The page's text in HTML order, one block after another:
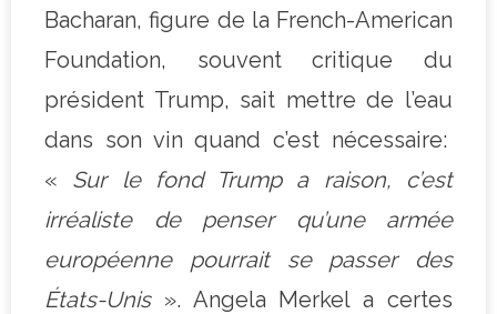
Bacharan, figure de la French-American
Foundation, souvent critique du
président Trump, sait mettre de l’eau
dans son vin quand c’est nécessaire:
« Sur le fond Trump a raison, c’est
irréaliste de penser qu’une armée
européenne pourrait se passer des
États-Unis». Angela Merkel a certes